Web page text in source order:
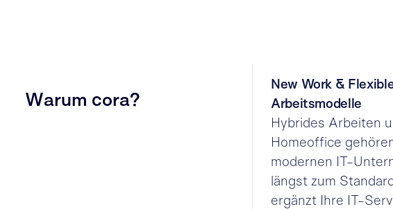
Warum cora?
New Work &
Arbeitsmodelle
Hybrides Arbeiten
Homeoffice
modernen IT-
längst zum
ergänzt Ihre IT-